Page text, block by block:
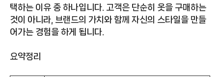
택하는 이유 중 하나입니다. 고객은 단순히 옷을 구매하는
것이 아니라, 브랜드의 가치와 함께 자신의 스타일을 만들
어가는 경험을 하게 됩니다.
요약정리